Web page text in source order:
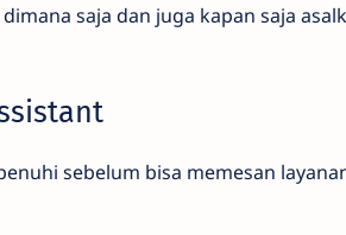
saja dan juga kapan saja
sebelum bisa memesan